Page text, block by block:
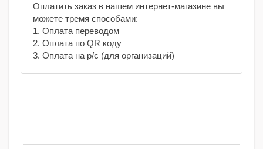
Оплатить заказ в нашем интернет-магазине вы
можете тремя способами:
1. Оплата переводом
2. Оплата по QR коду
3. Оплата на р/с (для организаций)